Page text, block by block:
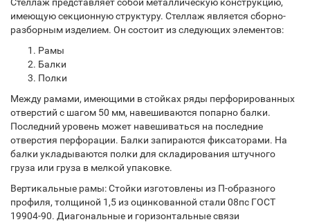
имеющую секционную структуру. Стеллаж является сборно-
разборным изделием. Он состоит из следующих элементов:
Рамы
Балки
Полки
Между рамами, имеющими в стойках ряды перфорированных
отверстий с шагом 50 мм, навешиваются попарно балки.
Последний уровень может навешиваться на последние
отверстия перфорации. Балки запираются фиксаторами. На
балки укладываются полки для складирования штучного
груза или груза в мелкой упаковке.
Вертикальные рамы: Стойки изготовлены из П-образного
профиля, толщиной 1,5 из оцинкованной стали 08пс ГОСТ
19904-90. Диагональные и горизонтальные связи